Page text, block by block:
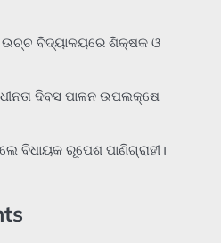
ଉଚ୍ଚ ବିଦ୍ୟାଳୟରେ ଶିକ୍ଷକ ଓ
ଦିବସ ପାଳନ ଉପଲକ୍ଷେ
ବିଧାୟକ ରୂପେଶ ପାଣିଗ୍ରାହୀ।